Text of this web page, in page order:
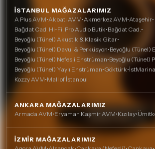
İSTANBUL MAĞAZALARIMIZ
A Plus AVM•Akbatı AVM•Akmerkez AVM•Ataşehir•
Bağdat Cad. Hi-Fi, Pro Audio Butik•Bağdat Cad.•
Beyoğlu (Tünel) Akustik & Klasik Gitar•
Beyoğlu (Tünel) Davul & Perküsyon•Beyoğlu (Tünel)
Beyoğlu (Tünel) Nefesli Enstrüman•Beyoğlu (Tünel)
Beyoğlu (Tünel) Yaylı Enstrüman•Göktürk•
Kozzy AVM•Mall of İstanbul
ANKARA MAĞAZALARIMIZ
Armada AVM•Eryaman Kaşmir AVM•Kızılay•
İZMIR MAĞAZALARIMIZ